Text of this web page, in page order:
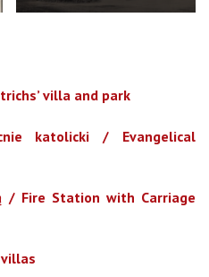
villa and park
katolicki / Evangelical
/ Fire Station with Carriage